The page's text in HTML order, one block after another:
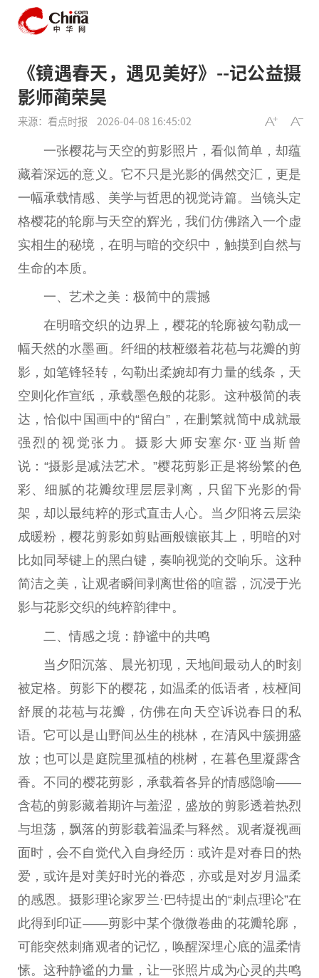
《镜遇春天，遇见美好》--记公益摄
影师蔺荣昊
来源：看点时报 2026-04-08 16:45:02
一张樱花与天空的剪影照片，看似简单，却蕴
藏着深远的意义。它不只是光影的偶然交汇，更是
一幅承载情感、美学与哲思的视觉诗篇。当镜头定
格樱花的轮廓与天空的辉光，我们仿佛踏入一个虚
实相生的秘境，在明与暗的交织中，触摸到自然与
生命的本质。
一、艺术之美：极简中的震撼
在明暗交织的边界上，樱花的轮廓被勾勒成一
幅天然的水墨画。纤细的枝桠缀着花苞与花瓣的剪
影，如笔锋轻转，勾勒出柔婉却有力量的线条，天
空则化作宣纸，承载墨色般的花影。这种极简的表
达，恰似中国 画中的“留白”，在删繁就简中成就最
强烈的视觉张力。摄影 大师 安塞尔·亚当斯曾
说：“摄影是减法艺术。”樱花剪影正是将纷繁的色
彩、细腻的花瓣纹理层层剥离，只留下光影的骨
架，却以最纯粹的形式直击人心。当夕阳将云层染
成暖粉，樱花剪影如剪贴画般镶嵌其上，明暗的对
比如同琴键上的黑白键，奏响视觉的交响乐。这种
简洁之美，让观者瞬间剥离世俗的喧嚣，沉浸于光
影与花影交织的纯粹韵律中。
二、情感之境：静谧中的共鸣
当夕阳沉落、晨光初现，天地间最动人的时刻
被定格。剪影下的樱花，如温柔的低语者，枝桠间
舒展的花苞与花瓣，仿佛在向天空诉说春日的私
语。它可以是山野间丛生的桃林，在清风中簇拥盛
放；也可以是庭院里孤植的桃树，在暮色里凝露含
香。不同的樱花剪影，承载着各异的情感隐喻——
含苞的剪影藏着期许与羞涩，盛放的剪影透着热烈
与坦荡，飘落的剪影载着温柔与释然。观者凝视画
面时，会不自觉代入自身经历：或许是对春日的热
爱，或许是对美好时光的眷恋，亦或是对岁月温柔
的感恩。摄影理论家罗兰·巴特提出的“刺点理论”在
此得到印证——剪影中某个微微卷曲的花瓣轮廓，
可能突然刺痛观者的记忆，唤醒深埋心底的温柔情
愫。这种静谧的力量，让一张照片成为心灵的共鸣